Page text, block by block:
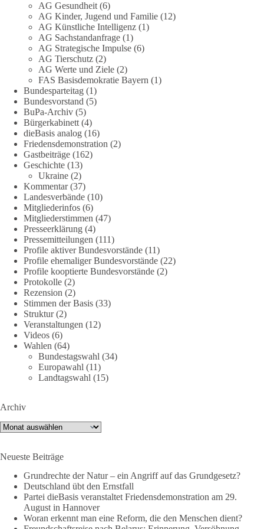
Fragen zu vermeiden. Sie lebt davon, Fragen offen zu stellen
und transparent zu beantworten.
dieBasis fordert deshalb weiterhin eine unabhängige,
vollständige und transparente Aufarbeitung der Corona-Politik.
Ohne Denkverbote, ohne Vorverurteilungen und ohne Tabus.
Quellen:https://apnews.com/article/fauci-diaries-covid-origins-
rand-paul-6b25da9f75a0becbaf2886ab22643e67
https://www.tichyseinblick.de/kolumnen/aus-aller-welt/usa-
tagebuch-fauci-corona-impfung/
#dieBasis #Corona #Aufarbeitung
#Vertrauen
239 36 60
DieBasis
1 Tag zuvor
🕊 Wir wollen den Krieg mit Russland nicht!
Am 20. Juni 2026 fand in Berlin am Brandenburger Tor die
Demonstration mit dem Motto „Russland ist nicht unser
Feind“ statt.
Hier ein Auszug aus der Rede von der
Bundestagsabgeordneten Sevim Dağdelen (BSW).
„Wir müssen Nein sagen zu diesem stinkenden
👉 Hier geht es zum vollständigen Video:
https://www.youtube.com/live/a9hOswSNg4I?
🟩🟩🟦🟦🟥🟥🟧🟧
❤️ Wir freuen uns über deine Unterstützung:
https://diebasis.de/spenden/
AG Gesundheit (6)
AG Kinder, Jugend und Familie (12)
AG Künstliche Intelligenz (1)
AG Sachstandanfrage (1)
AG Strategische Impulse (6)
AG Tierschutz (2)
AG Werte und Ziele (2)
FAS Basisdemokratie Bayern (1)
Bundesparteitag (1)
Bundesvorstand (5)
BuPa-Archiv (5)
Bürgerkabinett (4)
dieBasis analog (16)
Friedensdemonstration (2)
Gastbeiträge (162)
Geschichte (13)
Ukraine (2)
Kommentar(37)
Landesverbände (10)
Mitgliederinfos (6)
Mitgliederstimmen (47)
Presseerklärung (4)
Pressemitteilungen (111)
Profile aktiver Bundesvorstände (11)
Profile ehemaliger Bundesvorstände (22)
Profile kooptierte Bundesvorstände (2)
Protokolle (2)
Rezension (2)
Stimmen der Basis (33)
Struktur(2)
Veranstaltungen (12)
Videos (6)
Wahlen (64)
Bundestagswahl (34)
Europawahl (11)
Landtagswahl (15)
Archiv
Archiv
Neueste Beiträge
Grundrechte der Natur – ein Angriff auf das Grundgesetz?
Deutschland übt den Ernstfall
Partei dieBasis veranstaltet Friedensdemonstration am 29.
August in Hannover
Woran erkennt man eine Reform, die den Menschen dient?